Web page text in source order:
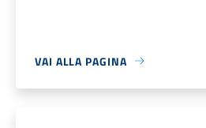
VAI ALLA PAGINA